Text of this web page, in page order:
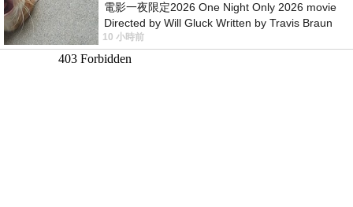
電影一夜限定2026 One Night Only 2026 movie
Directed by Will Gluck Written by Travis Braun
Starring Monica Barbaro
10 小時前